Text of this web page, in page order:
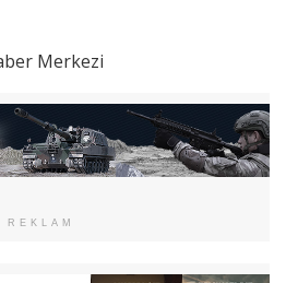
Merkezi
REKLAM